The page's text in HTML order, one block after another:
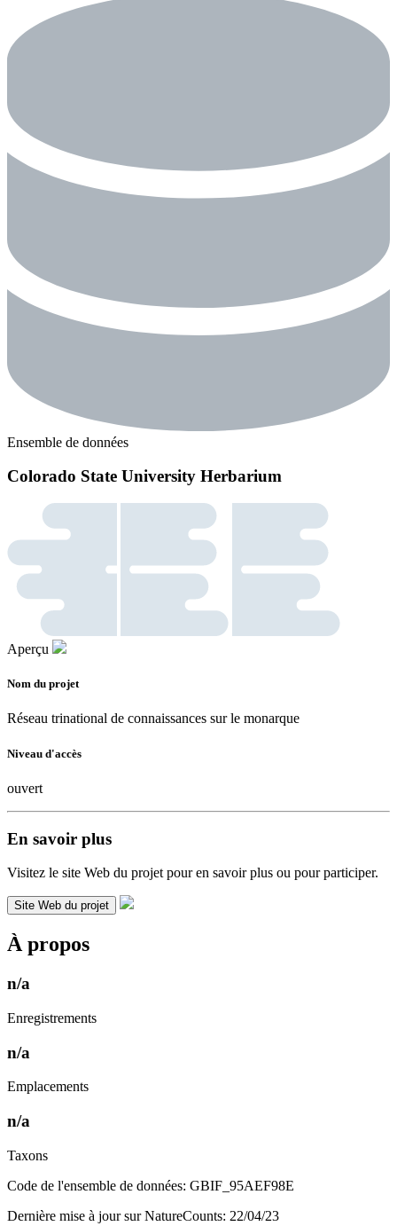
Ensemble de données
Colorado State University Herbarium
Aperçu
Nom du projet
Réseau trinational de connaissances sur le monarque
Niveau d'accès
ouvert
En savoir plus
Visitez le site Web du projet pour en savoir plus ou pour participer.
Site Web du projet
À propos
n/a
Enregistrements
n/a
Emplacements
n/a
Taxons
Code de l'ensemble de données: GBIF_95AEF98E
Dernière mise à jour sur NatureCounts: 22/04/23